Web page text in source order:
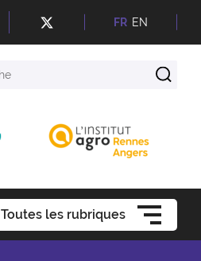
FR EN
Toutes les rubriques